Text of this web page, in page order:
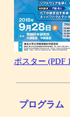
ポスター (PDF
プログラム